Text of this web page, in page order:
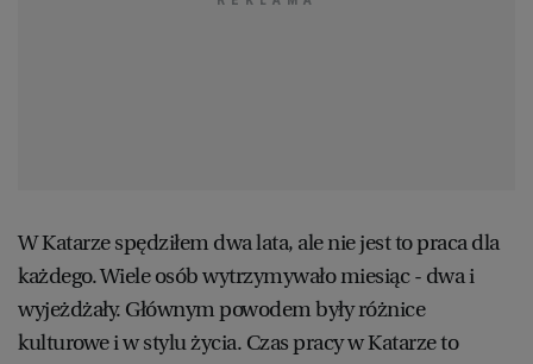
W Katarze spędziłem dwa lata, ale nie jest to praca dla
każdego. Wiele osób wytrzymywało miesiąc - dwa i
wyjeżdżały. Głównym powodem były różnice
kulturowe i w stylu życia. Czas pracy w Katarze to